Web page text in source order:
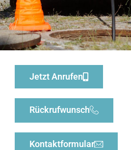
Jetzt Anrufen
Rückrufwunsch
Kontaktformular